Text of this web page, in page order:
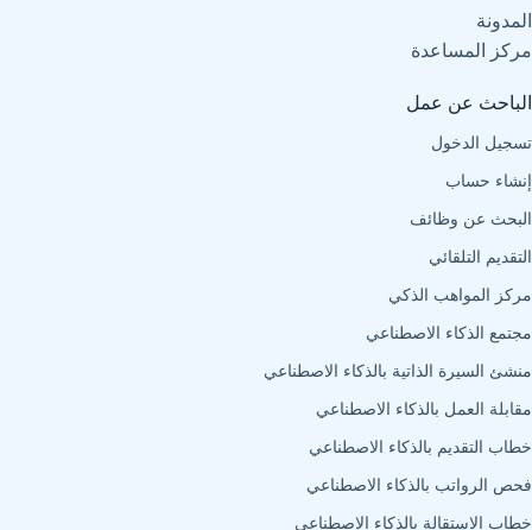
المدونة
مركز المساعدة
الباحث عن عمل
تسجيل الدخول
إنشاء حساب
البحث عن وظائف
التقديم التلقائي
مركز المواهب الذكي
مجتمع الذكاء الاصطناعي
منشئ السيرة الذاتية بالذكاء الاصطناعي
مقابلة العمل بالذكاء الاصطناعي
خطاب التقديم بالذكاء الاصطناعي
فحص الرواتب بالذكاء الاصطناعي
خطاب الاستقالة بالذكاء الاصطناعي